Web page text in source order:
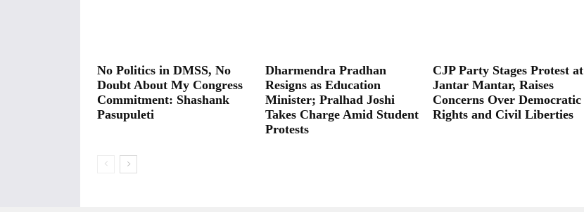
No Politics in DMSS, No
Doubt About My Congress
Commitment: Shashank
Pasupuleti
Dharmendra Pradhan
Resigns as Education
Minister; Pralhad Joshi
Takes Charge Amid Student
Protests
CJP Party Stages Protest at
Jantar Mantar, Raises
Concerns Over Democratic
Rights and Civil Liberties